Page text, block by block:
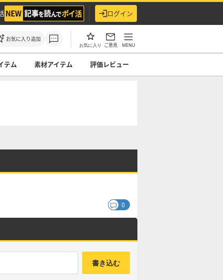
ログイン
お気に入り追加
お気に入り ご意見 MENU
テム 素材アイテム 評価レビュー
0
書き込む